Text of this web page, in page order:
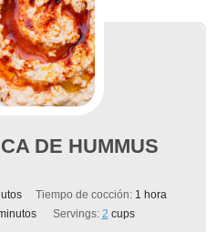
DE HUMMUS
Tiempo de cocción: 1 hora
hora
Servings: 2 cups